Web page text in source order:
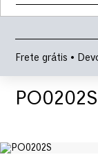
Frete grátis •